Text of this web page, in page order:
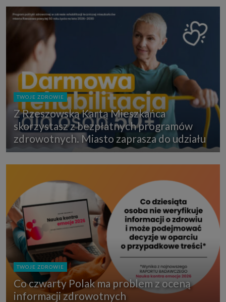
TWOJE ZDROWIE
Z Rzeszowską Kartą Mieszkańca
skorzystasz z bezpłatnych programów
zdrowotnych. Miasto zaprasza do udziału
TWOJE ZDROWIE
Co czwarty Polak ma problem z oceną
informacji zdrowotnych